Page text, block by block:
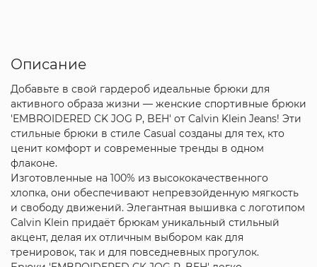
Описание
Добавьте в свой гардероб идеальные брюки для
активного образа жизни — женские спортивные брюки
'EMBROIDERED CK JOG P, BEH' от Calvin Klein Jeans! Эти
стильные брюки в стиле Casual созданы для тех, кто
ценит комфорт и современные тренды в одном
флаконе.
Изготовленные на 100% из высококачественного
хлопка, они обеспечивают непревзойденную мягкость
и свободу движений. Элегантная вышивка с логотипом
Calvin Klein придаёт брюкам уникальный стильный
акцент, делая их отличным выбором как для
тренировок, так и для повседневных прогулок.